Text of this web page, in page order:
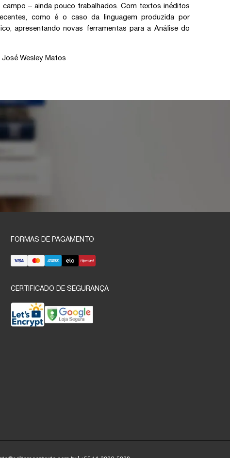
– ainda pouco trabalhados. Com textos inéditos
como é o caso da linguagem produzida por
apresentando novas ferramentas para a Análise do
José Wesley Matos
FORMAS DE PAGAMENTO
CERTIFICADO DE SEGURANÇA